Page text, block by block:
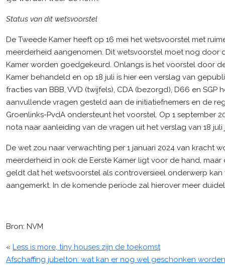
Status van dit wetsvoorstel
De Tweede Kamer heeft op 16 mei het wetsvoorstel met
meerderheid aangenomen. Dit wetsvoorstel moet nog door
Kamer worden goedgekeurd. Onlangs is het voorstel door
Kamer behandeld en op 18 juli is hier een verslag van
fracties van BBB, VVD (twijfels), CDA (bezorgd), D66 en SGP
aanvullende vragen gesteld aan de initiatiefnemers en de
Groenlinks-PvdA ondersteunt het voorstel. Op 1 september
nota naar aanleiding van de vragen uit het verslag van 18 juli
De wet zou naar verwachting per 1 januari 2024 van kracht
meerderheid in ook de Eerste Kamer ligt voor de hand, maar
geldt dat het wetsvoorstel als controversieel onderwerp kan
aangemerkt. In de komende periode zal hierover meer
Bron: NVM
« Less is more, tiny houses zijn de toekomst
Afschaffing jubelton: wat kan er nog wel geschonken